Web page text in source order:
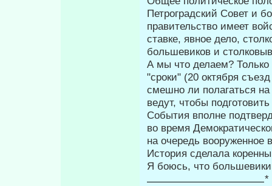
Петроградский Совет и
правительство имеет
ставке, явное дело,
большевиков и
А мы что делаем?
"сроки" (20 октября
смешно ли полагаться
ведут, чтобы подготовить
События вполне
во вре­мя
на очередь
История сделала
Я боюсь, что
*